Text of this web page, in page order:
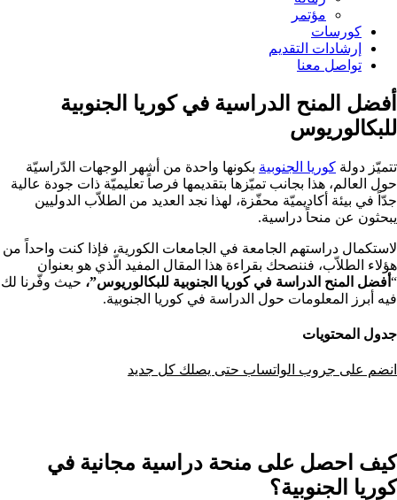
مؤتمر
كورسات
إرشادات التقديم
تواصل معنا
أفضل المنح الدراسية في كوريا الجنوبية
للبكالوريوس
تتميّز دولة كوريا الجنوبية بكونها واحدة من أشهر الوجهات الدّراسيّة
حول العالم، هذا بجانب تميّزها بتقديمها فرصاً تعليميّة ذات جودة عالية
جدّاً في بيئة أكاديميّة محفّزة، لهذا نجد العديد من الطلاّب الدوليين
يبحثون عن منحاً دراسية.
لاستكمال دراستهم الجامعة في الجامعات الكورية، فإذا كنت واحداً من
هؤلاء الطلاّب، فننصحك بقراءة هذا المقال المفيد الّذي هو بعنوان
“ أفضل المنح الدراسة في كوريا الجنوبية للبكالوريوس”، حيث وفّرنا لك
فيه أبرز المعلومات حول الدراسة في كوريا الجنوبية.
جدول المحتويات
انضم على جروب الواتساب حتى يصلك كل جديد
كيف احصل على منحة دراسية مجانية في
كوريا الجنوبية؟